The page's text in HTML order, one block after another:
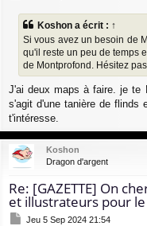
s
s
a
g
e
Koshon a écrit : ↑
Si vous avez un besoin de
qu'il reste un peu de temps
de Montprofond. Hésitez
J'ai deux maps à faire. je te
s'agit d'une tanière de flinds
t'intéresse.
Koshon
Dragon d'argent
Re: [GAZETTE] On
et illustrateurs pour
M
Jeu 5 Sep 2024 21:54